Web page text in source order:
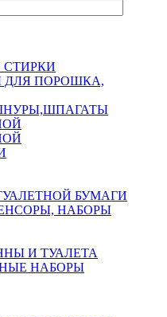
СТИРКИ
ДЛЯ ПОРОШКА,
БУМАГИ
НАБОРЫ
И ТУАЛЕТА
НАБОРЫ